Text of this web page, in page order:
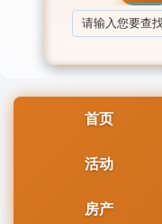
首页
活动
房产